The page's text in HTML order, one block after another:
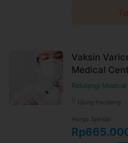
Vaksin
Medical
Ratulangi
Ujung Pandang
Harga Spesial